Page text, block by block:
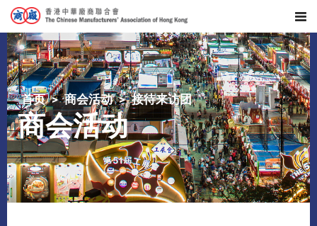
首页 商会活动 接待来访团
商会活动